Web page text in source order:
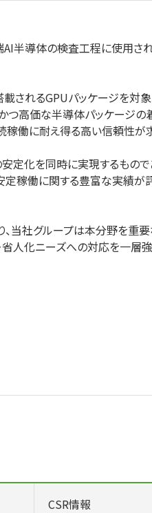
AI半導体の検査工程に使用さ
されるGPUパッケージを対象
つ高価な半導体パッケージの
働に耐え得る高い信頼性が
定化を同時に実現するもので
稼働に関する豊富な実績が
当社グループは本分野を重
人化ニーズへの対応を一層強
CSR情報